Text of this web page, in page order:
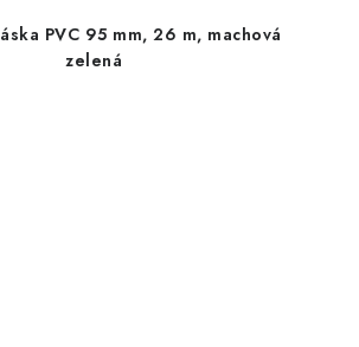
PVC 95 mm, 26 m, machová
zelená